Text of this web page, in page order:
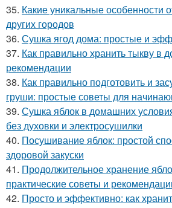
35. Какие уникальные особенности
других городов
36. Сушка ягод дома: простые и
37. Как правильно хранить тыкву в
рекомендации
38. Как правильно подготовить и
груши: простые советы для
39. Сушка яблок в домашних
без духовки и электросушилки
40. Посушивание яблок: простой
здоровой закуски
41. Продолжительное хранение
практические советы и
42. Просто и эффективно: как